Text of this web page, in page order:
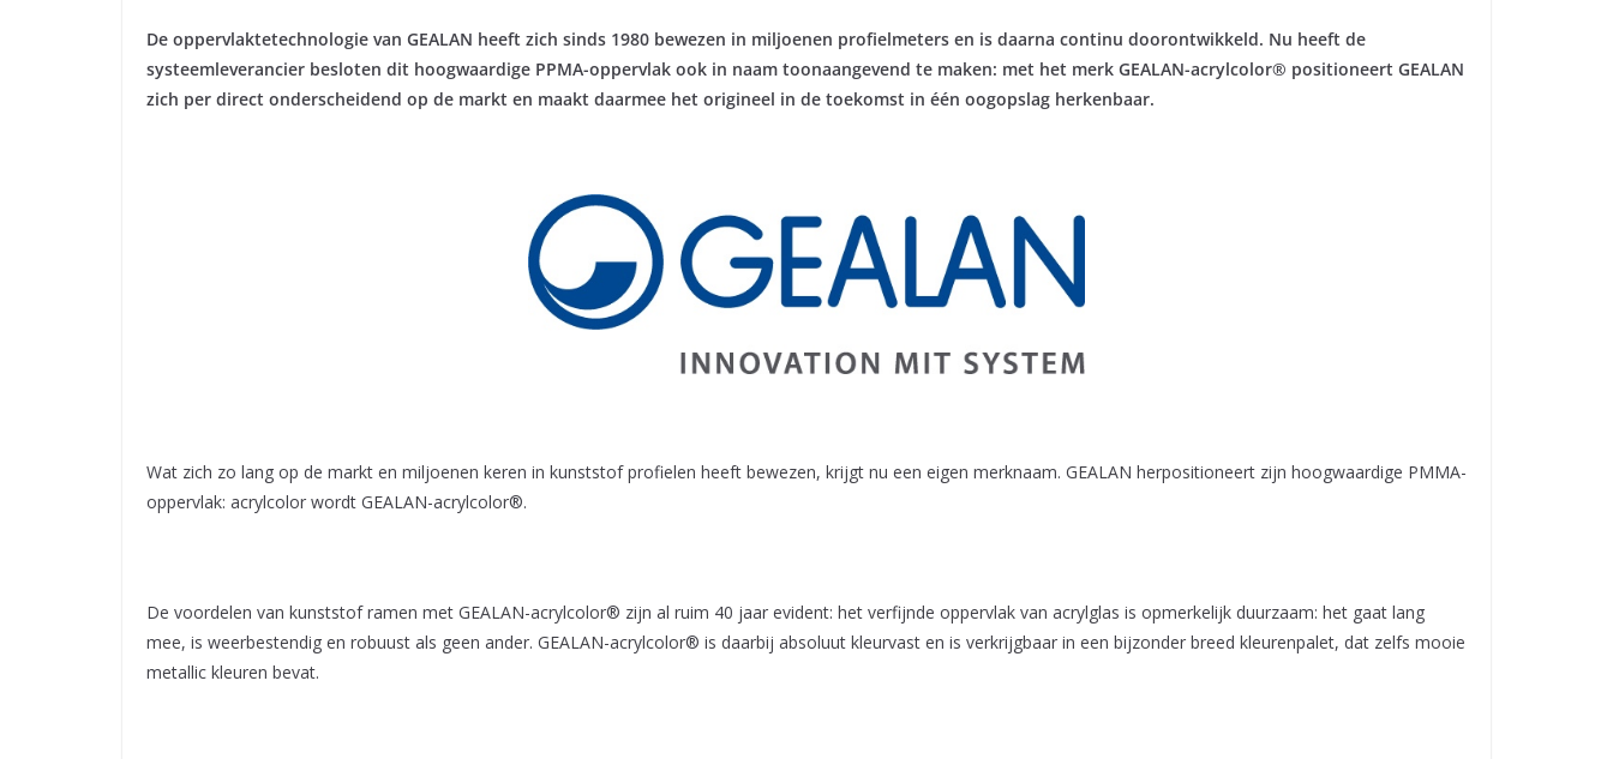
De oppervlaktetechnologie van GEALAN heeft zich sinds 1980 bewezen in miljoenen profielmeters en is daarna continu doorontwikkeld. Nu heeft de
systeemleverancier besloten dit hoogwaardige PPMA-oppervlak ook in naam toonaangevend te maken: met het merk GEALAN-acrylcolor® positioneert GEALAN
zich per direct onderscheidend op de markt en maakt daarmee het origineel in de toekomst in één oogopslag herkenbaar.
Wat zich zo lang op de markt en miljoenen keren in kunststof profielen heeft bewezen, krijgt nu een eigen merknaam. GEALAN herpositioneert zijn hoogwaardige PMMA-
oppervlak: acrylcolor wordt GEALAN-acrylcolor®.
De voordelen van kunststof ramen met GEALAN-acrylcolor® zijn al ruim 40 jaar evident: het verfijnde oppervlak van acrylglas is opmerkelijk duurzaam: het gaat lang
mee, is weerbestendig en robuust als geen ander. GEALAN-acrylcolor® is daarbij absoluut kleurvast en is verkrijgbaar in een bijzonder breed kleurenpalet, dat zelfs mooie
metallic kleuren bevat.